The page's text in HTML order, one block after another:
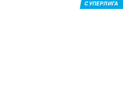
СУПЕРЛИГА